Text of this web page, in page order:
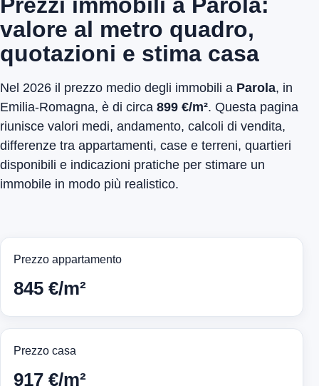
Prezzi immobili a Parola:
valore al metro quadro,
quotazioni e stima casa
Nel 2026 il prezzo medio degli immobili a Parola, in
Emilia-Romagna, è di circa 899 €/m². Questa pagina
riunisce valori medi, andamento, calcoli di vendita,
differenze tra appartamenti, case e terreni, quartieri
disponibili e indicazioni pratiche per stimare un
immobile in modo più realistico.
Prezzo appartamento
845 €/m²
Prezzo casa
917 €/m²